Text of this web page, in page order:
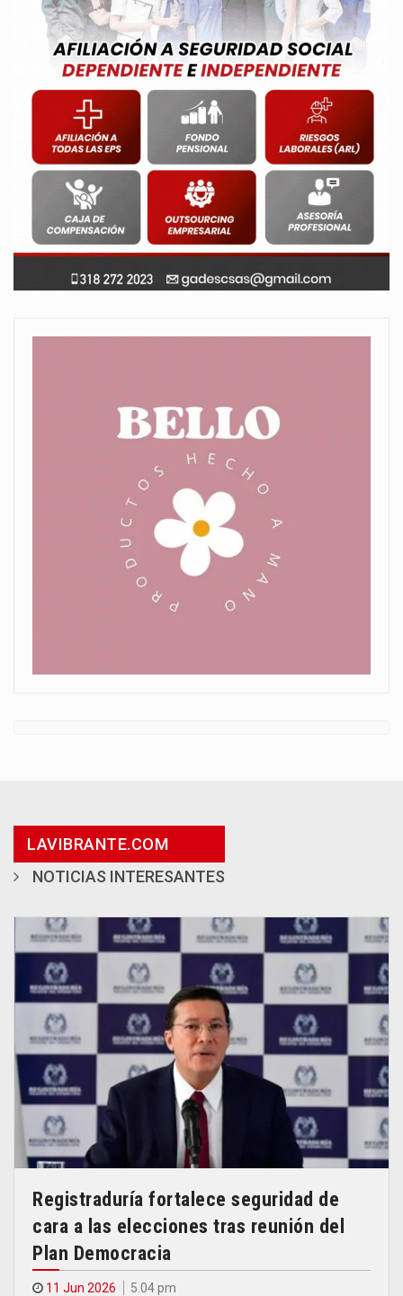
LAVIBRANTE.COM
NOTICIAS INTERESANTES
Registraduría fortalece seguridad de
cara a las elecciones tras reunión del
Plan Democracia
11 Jun 2026 5.04 pm